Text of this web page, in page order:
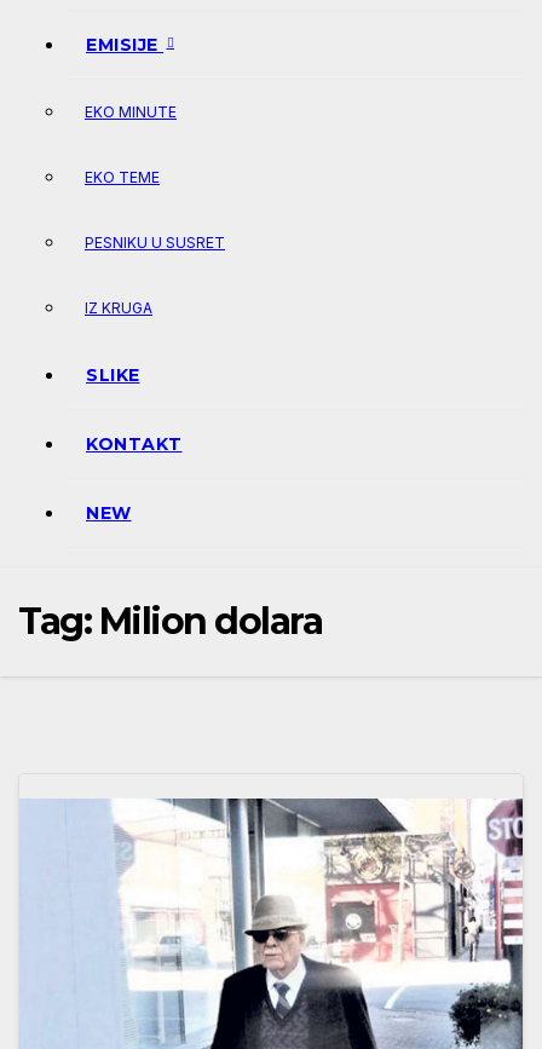
EMISIJE
EKO MINUTE
EKO TEME
PESNIKU U SUSRET
IZ KRUGA
SLIKE
KONTAKT
NEW
Tag: Milion dolara